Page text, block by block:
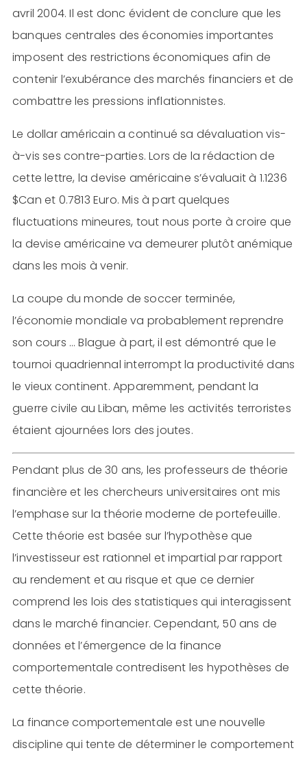
avril 2004. Il est donc évident de conclure que les
banques centrales des économies importantes
imposent des restrictions économiques afin de
contenir l’exubérance des marchés financiers et de
combattre les pressions inflationnistes.
Le dollar américain a continué sa dévaluation vis-
à-vis ses contre-parties. Lors de la rédaction de
cette lettre, la devise américaine s’évaluait à 1.1236
$Can et 0.7813 Euro. Mis à part quelques
fluctuations mineures, tout nous porte à croire que
la devise américaine va demeurer plutôt anémique
dans les mois à venir.
La coupe du monde de soccer terminée,
l’économie mondiale va probablement reprendre
son cours … Blague à part, il est démontré que le
tournoi quadriennal interrompt la productivité dans
le vieux continent. Apparemment, pendant la
guerre civile au Liban, même les activités terroristes
étaient ajournées lors des joutes.
Pendant plus de 30 ans, les professeurs de théorie
financière et les chercheurs universitaires ont mis
l’emphase sur la théorie moderne de portefeuille.
Cette théorie est basée sur l’hypothèse que
l’investisseur est rationnel et impartial par rapport
au rendement et au risque et que ce dernier
comprend les lois des statistiques qui interagissent
dans le marché financier. Cependant, 50 ans de
données et l’émergence de la finance
comportementale contredisent les hypothèses de
cette théorie.
La finance comportementale est une nouvelle
discipline qui tente de déterminer le comportement